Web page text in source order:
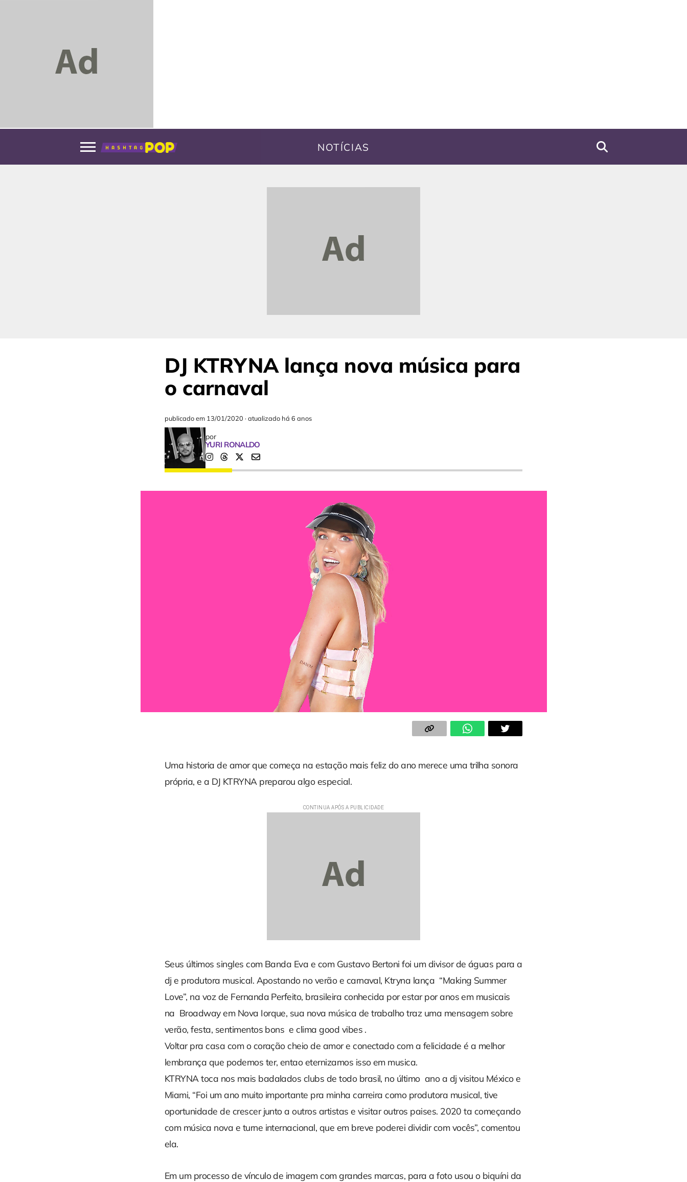
NOTÍCIAS
DJ KTRYNA lança nova música para
o carnaval
publicado em 13/01/2020 ·atualizado há 6 anos
por
YURI RONALDO
Uma historia de amor que começa na estação mais feliz do ano merece uma trilha sonora
própria, e a DJ KTRYNA preparou algo especial.
Seus últimos singles com Banda Eva e com Gustavo Bertoni foi um divisor de águas para a
dj e produtora musical. Apostando no verão e carnaval, Ktryna lança “Making Summer
Love”, na voz de Fernanda Perfeito, brasileira conhecida por estar por anos em musicais
na Broadway em Nova Iorque, sua nova música de trabalho traz uma mensagem sobre
verão, festa, sentimentos bons e clima good vibes .
Voltar pra casa com o coração cheio de amor e conectado com a felicidade é a melhor
lembrança que podemos ter, entao eternizamos isso em musica.
KTRYNA toca nos mais badalados clubs de todo brasil, no último ano a dj visitou México e
Miami, “Foi um ano muito importante pra minha carreira como produtora musical, tive
oportunidade de crescer junto a outros artistas e visitar outros paises. 2020 ta começando
com música nova e turne internacional, que em breve poderei dividir com vocês”, comentou
ela.
Em um processo de vínculo de imagem com grandes marcas, para a foto usou o biquíni da